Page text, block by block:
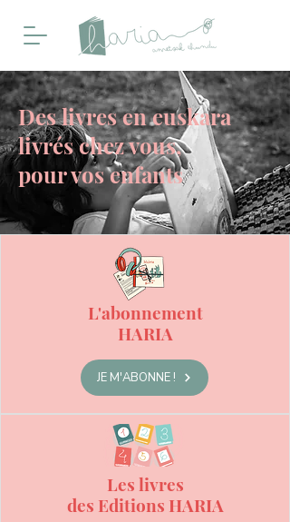
Des livres en euskara
livrés chez vous,
pour vos enfants
L'abonnement
HARIA
JE M'ABONNE !
Les livres
des Editions HARIA